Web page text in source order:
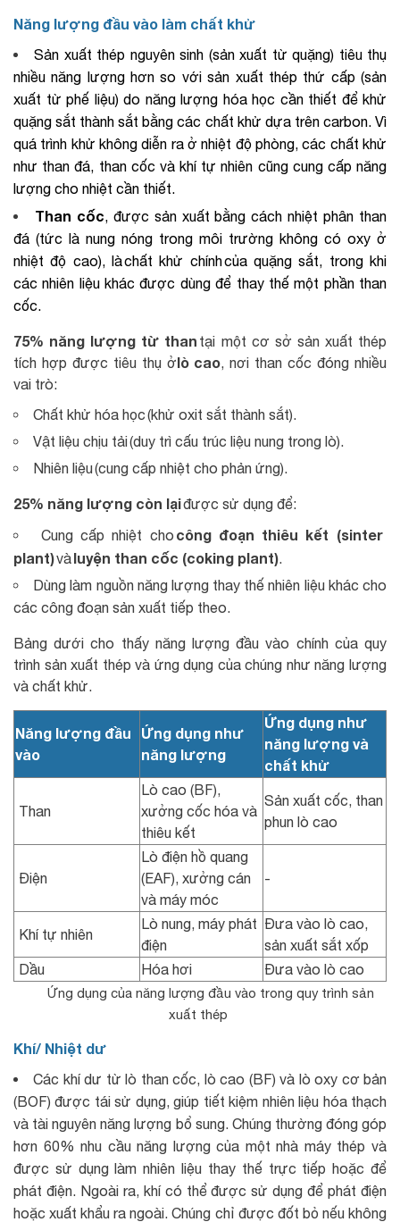
Năng lượng đầu vào làm chất khử
Sản xuất thép nguyên sinh (sản xuất từ quặng) tiêu thụ
nhiều năng lượng hơn so với sản xuất thép thứ cấp (sản
xuất từ phế liệu) do năng lượng hóa học cần thiết để khử
quặng sắt thành sắt bằng các chất khử dựa trên carbon. Vì
quá trình khử không diễn ra ở nhiệt độ phòng, các chất khử
như than đá, than cốc và khí tự nhiên cũng cung cấp năng
lượng cho nhiệt cần thiết.
Than cốc , được sản xuất bằng cách nhiệt phân than
đá (tức là nung nóng trong môi trường không có oxy ở
nhiệt độ cao), là chất khử chính của quặng sắt, trong khi
các nhiên liệu khác được dùng để thay thế một phần than
cốc.
75% năng lượng từ than tại một cơ sở sản xuất thép
tích hợp được tiêu thụ ởlò cao , nơi than cốc đóng nhiều
vai trò:
Chất khử hóa học (khử oxit sắt thành sắt).
Vật liệu chịu tải (duy trì cấu trúc liệu nung trong lò).
Nhiên liệu (cung cấp nhiệt cho phản ứng).
25% năng lượng còn lạiđược sử dụng để:
Cung cấp nhiệt cho công đoạn thiêu kết (sinter
plant)vàluyện than cốc (coking plant)
Dùng làm nguồn năng lượng thay thế nhiên liệu khác cho
các công đoạn sản xuất tiếp theo.
Bảng dưới cho thấy năng lượng đầu vào chính của quy
trình sản xuất thép và ứng dụng của chúng như năng lượng
và chất khử.
Năng lượng đầu
vào
Ứng dụng như
năng lượng
Ứng dụng như
năng lượng và
chất khử
Than
Lò cao (BF),
xưởng cốc hóa và
thiêu kết
Sản xuất cốc, than
phun lò cao
Điện
Lò điện hồ quang
(EAF), xưởng cán
và máy móc
-
Khí tự nhiên
Lò nung, máy phát
điện
Đưa vào lò cao,
sản xuất sắt xốp
Dầu
Hóa hơi Đưa vào lò cao
Ứng dụng của năng lượng đầu vào trong quy trình sản
xuất thép
Khí/ Nhiệt dư
Các khí dư từ lò than cốc, lò cao (BF) và lò oxy cơ bản
(BOF) được tái sử dụng, giúp tiết kiệm nhiên liệu hóa thạch
và tài nguyên năng lượng bổ sung. Chúng thường đóng góp
hơn 60% nhu cầu năng lượng của một nhà máy thép và
được sử dụng làm nhiên liệu thay thế trực tiếp hoặc để
phát điện. Ngoài ra, khí có thể được sử dụng để phát điện
hoặc xuất khẩu ra ngoài. Chúng chỉ được đốt bỏ nếu không